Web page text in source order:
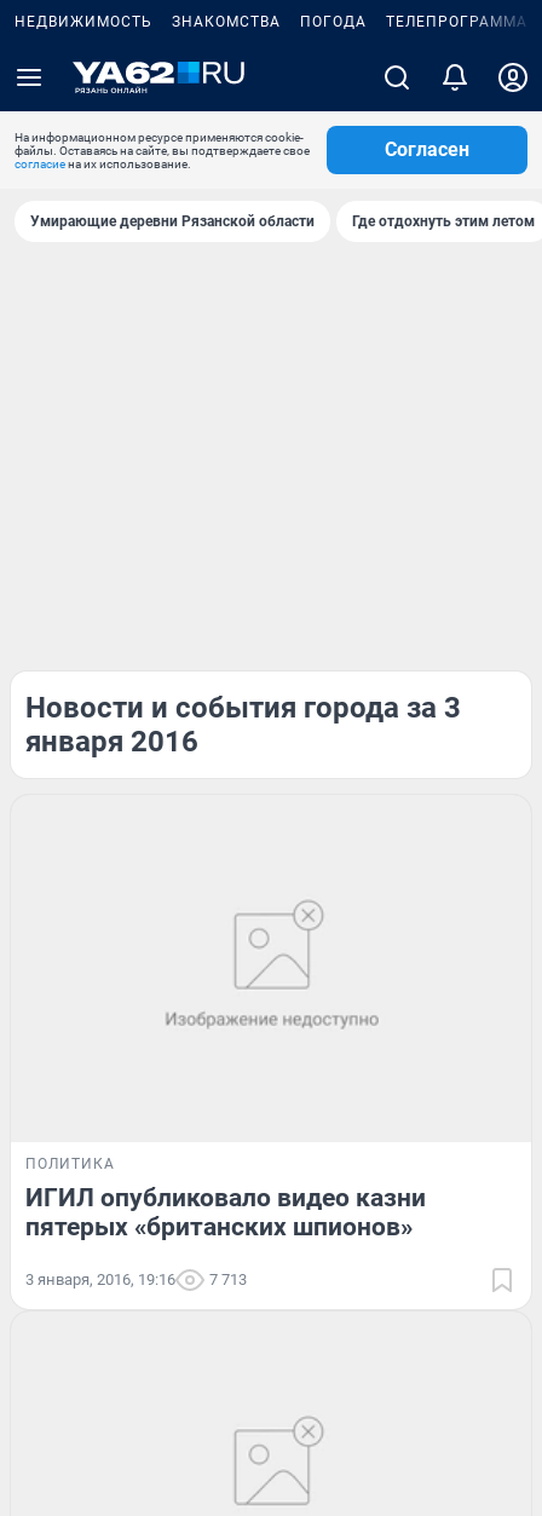
НЕДВИЖИМОСТЬ ЗНАКОМСТВА ПОГОДА ТЕЛЕПРОГРАММА
На информационном ресурсе применяются cookie-
файлы. Оставаясь на сайте, вы подтверждаете свое
согласиена их использование.
Согласен
Умирающие деревни Рязанской области Где отдохнуть этим летом
Новости и события города за 3
января 2016
ПОЛИТИКА
ИГИЛ опубликовало видео казни
пятерых «британских шпионов»
3 января, 2016, 19:16 7 713